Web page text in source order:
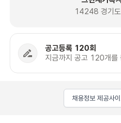
14248 경기도
공고등록 120회
지금까지 공고 120개를
채용정보 제공사